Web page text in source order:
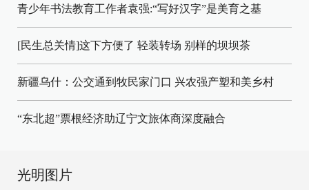
青少年书法教育工作者袁强:“写好汉字”是美育之基
[民生总关情]这下方便了 轻装转场 别样的坝坝茶
新疆乌什：公交通到牧民家门口 兴农强产塑和美乡村
“东北超”票根经济助辽宁文旅体商深度融合
光明图片